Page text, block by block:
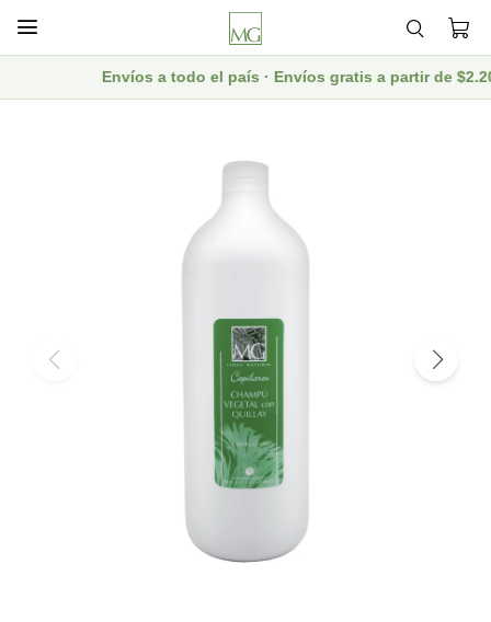

Envíos a todo el país · Envíos gratis a partir de